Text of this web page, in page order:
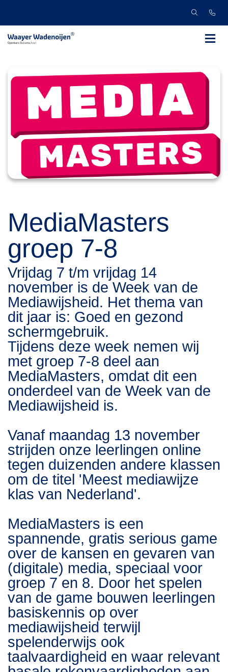
MediaMasters
groep 7-8
Vrijdag 7 t/m vrijdag 14
november is de Week van de
Mediawijsheid. Het thema van
dit jaar is: Goed en gezond
schermgebruik.
Tijdens deze week nemen wij
met groep 7-8 deel aan
MediaMasters, omdat dit een
onderdeel van de Week van de
Mediawijsheid is.
Vanaf maandag 13 november
strijden onze leerlingen online
tegen duizenden andere klassen
om de titel 'Meest mediawijze
klas van Nederland'.
MediaMasters is een
spannende, gratis serious game
over de kansen en gevaren van
(digitale) media, speciaal voor
groep 7 en 8. Door het spelen
van de game bouwen leerlingen
basiskennis op over
mediawijsheid terwijl
spelenderwijs ook
taalvaardigheid en waar relevant